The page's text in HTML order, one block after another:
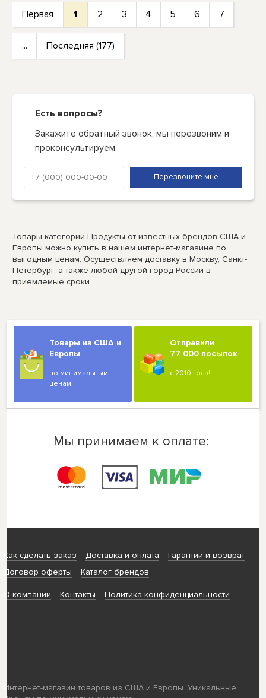
Первая 1 2 3 4 5 6 7
... Последняя (177)
Есть вопросы?
Закажите обратный звонок, мы перезвоним и
проконсультируем.
Товары категории Продукты от известных брендов США и
Европы можно купить в нашем интернет-магазине по
выгодным ценам. Осуществляем доставку в Москву, Санкт-
Петербург, а также любой другой город России в
приемлемые сроки.
Товары из США и
Европы
по минимальным
ценам!
Отправили
77 000 посылок
с 2010 года!
Мы принимаем к оплате:
Как сделать заказ Доставка и оплата
Гарантии и возврат
Договор оферты
Каталог брендов
О компании Контакты Политика конфиденциальности
Интернет-магазин товаров из США и Европы. Уникальные